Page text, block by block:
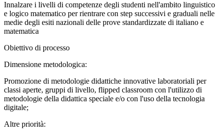
Innalzare i livelli di competenze degli studenti nell'ambito linguistico
e logico matematico per rientrare con step successivi e graduali nelle
medie degli esiti nazionali delle prove standardizzate di italiano e
matematica
Obiettivo di processo
Dimensione metodologica:
Promozione di metodologie didattiche innovative laboratoriali per
classi aperte, gruppi di livello, flipped classroom con l'utilizzo di
metodologie della didattica speciale e/o con l'uso della tecnologia
digitale;
Altre priorità: